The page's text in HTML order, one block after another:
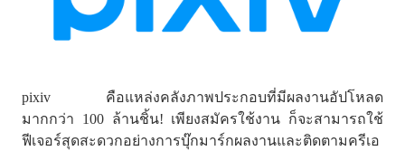
pixiv คือแหล่งคลังภาพประกอบที่มีผลงานอัปโหลด
มากกว่า 100 ล้านชิ้น! เพียงสมัครใช้งาน ก็จะสามารถใช้
ฟีเจอร์สุดสะดวกอย่างการบุ๊กมาร์กผลงานและติดตามครีเอ